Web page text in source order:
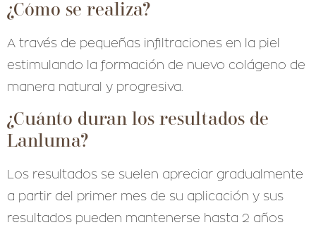
¿Cómo se realiza?
A través de pequeñas infiltraciones en la piel
estimulando la formación de nuevo colágeno de
manera natural y progresiva.
¿Cuánto duran los resultados de
Lanluma?
Los resultados se suelen apreciar gradualmente
a partir del primer mes de su aplicación y sus
resultados pueden mantenerse hasta 2 años